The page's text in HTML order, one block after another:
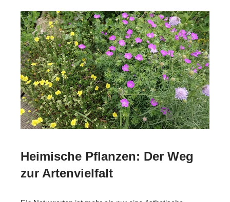
Heimische Pflanzen: Der Weg
zur Artenvielfalt